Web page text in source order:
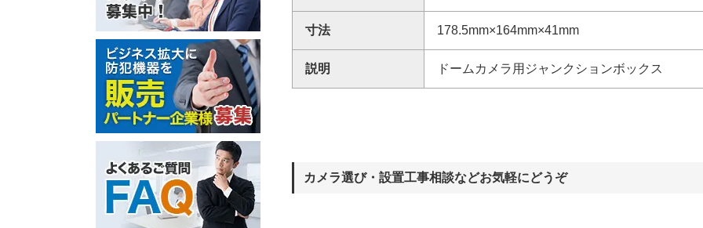
寸法 178.5mm×164mm×41mm
説明 ドームカメラ用ジャンクションボックス
カメラ選び・設置工事相談などお気軽にどうぞ